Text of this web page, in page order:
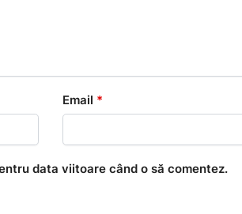
Email *
data viitoare când o să comentez.